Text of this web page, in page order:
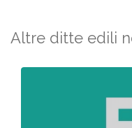
Altre ditte edili